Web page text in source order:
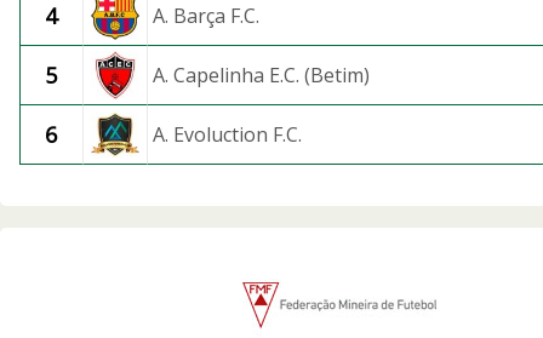
4 A. Barça F.C.
5 A. Capelinha E.C. (Betim)
6 A. Evoluction F.C.